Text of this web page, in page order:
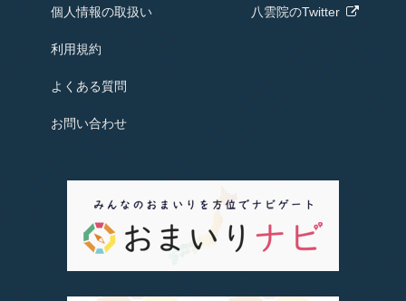
個人情報の取扱い
利用規約
よくある質問
お問い合わせ
八雲院のTwitter